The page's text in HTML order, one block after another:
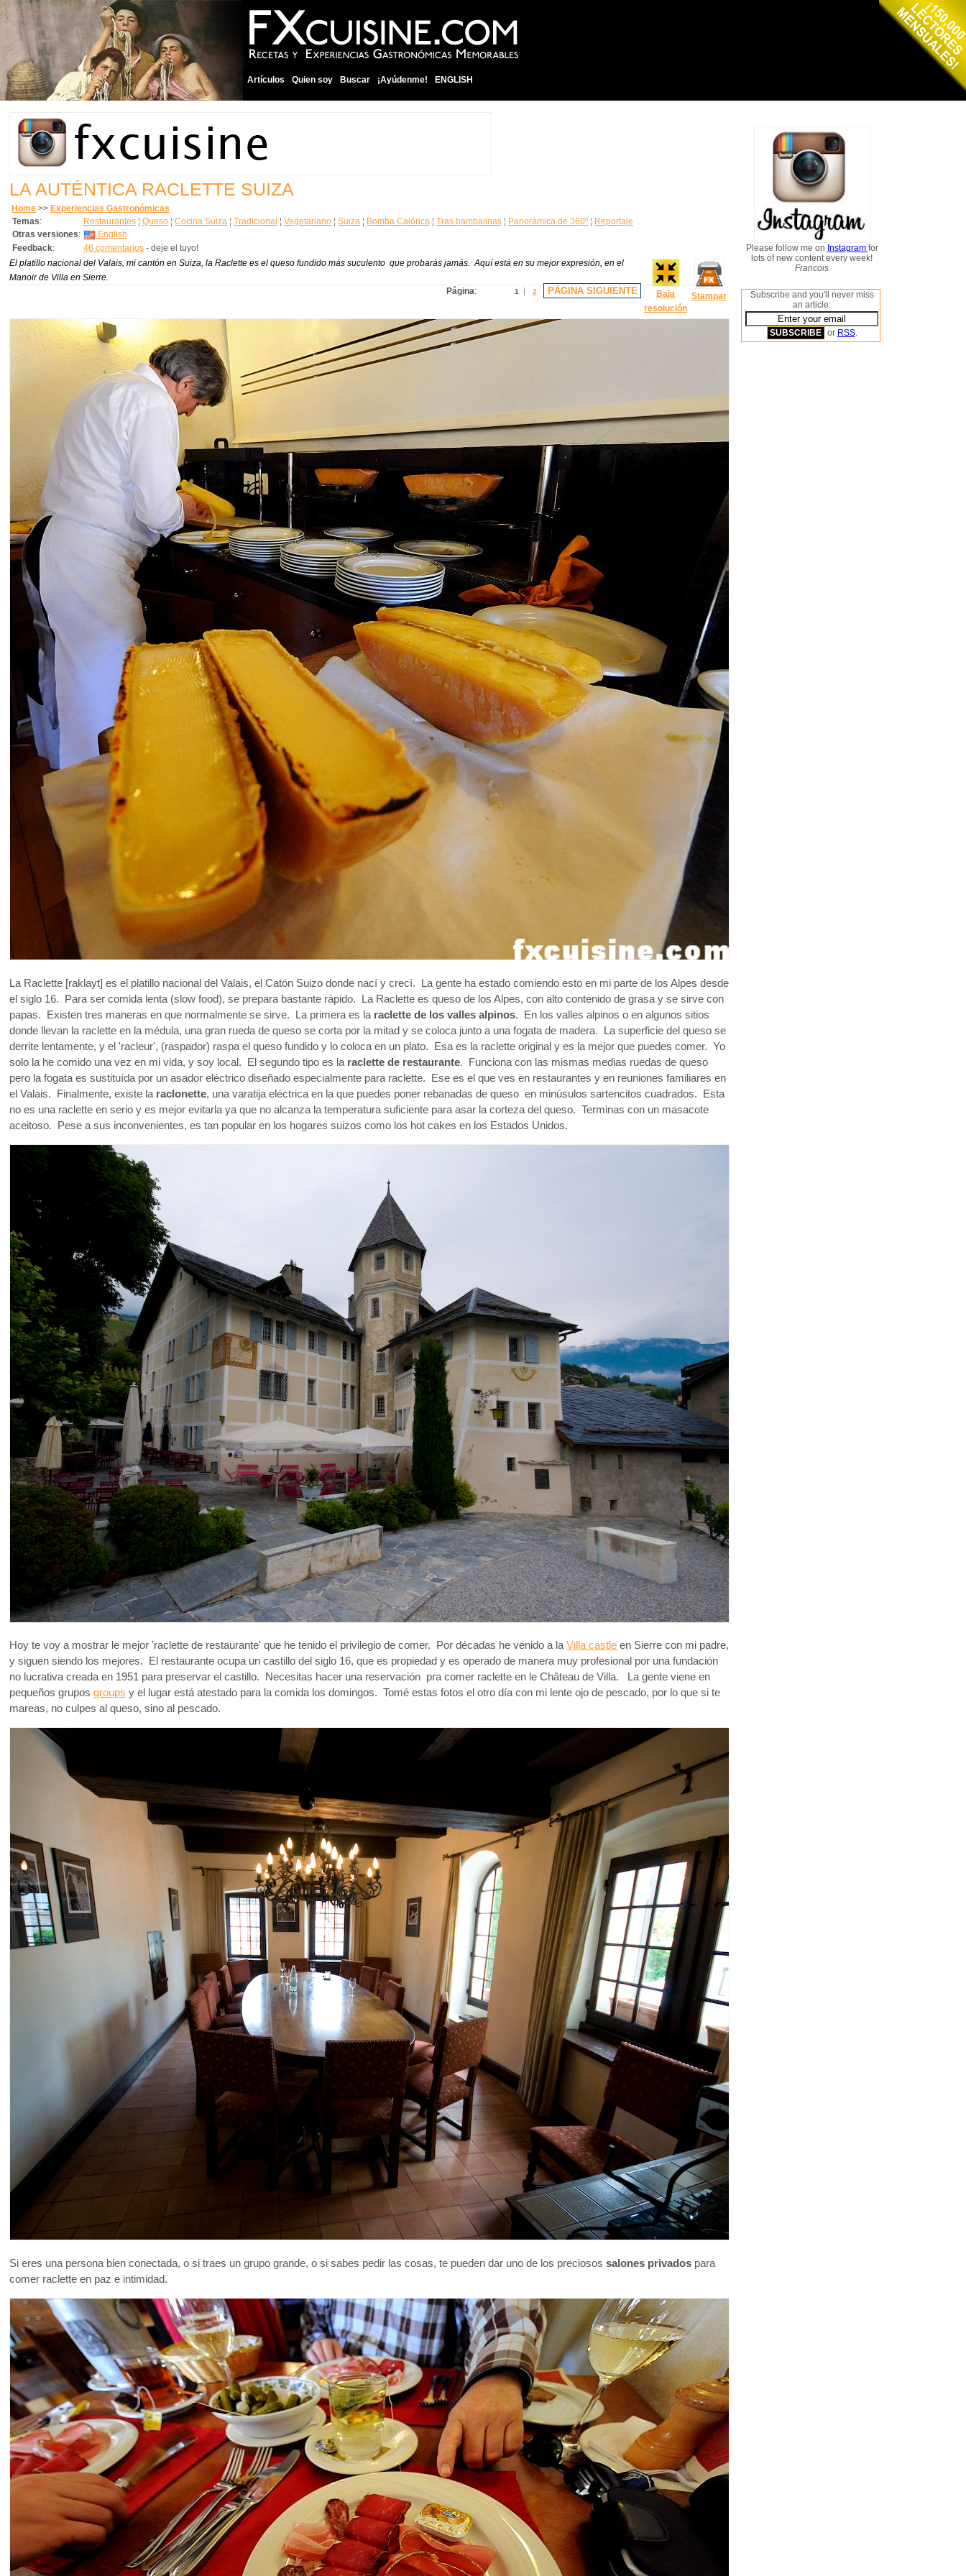
Artículos Quien soy Buscar ¡Ayúdenme! ENGLISH
LA AUTÉNTICA RACLETTE SUIZA
Home >> Experiencias Gastronómicas
Temas: Restaurantes ¦ Queso ¦ Cocina Suiza ¦ Tradicional ¦ Vegetariano ¦ Suiza ¦ Bomba Calórica ¦ Tras bambalinas ¦ Panorámica de 360º¦ Reportaje
Otras versiones:
English
Feedback: 46 comentarios - deje el tuyo!
Baja
resolución
Stampar
El platillo nacional del Valais, mi cantón en Suiza, la Raclette es el queso fundido más suculento que probarás jamás. Aquí está en su mejor expresión, en el
Manoir de Villa en Sierre.
Página: 1 2 PÁGINA SIGUIENTE
La Raclette [raklayt] es el platillo nacional del Valais, el Catón Suizo donde nací y crecí. La gente ha estado comiendo esto en mi parte de los Alpes desde
el siglo 16. Para ser comida lenta (slow food), se prepara bastante rápido. La Raclette es queso de los Alpes, con alto contenido de grasa y se sirve con
papas. Existen tres maneras en que normalmente se sirve. La primera es la raclette de los valles alpinos. En los valles alpinos o en algunos sitios
donde llevan la raclette en la médula, una gran rueda de queso se corta por la mitad y se coloca junto a una fogata de madera. La superficie del queso se
derrite lentamente, y el 'racleur', (raspador) raspa el queso fundido y lo coloca en un plato. Esa es la raclette original y es la mejor que puedes comer. Yo
solo la he comido una vez en mi vida, y soy local. El segundo tipo es la raclette de restaurante. Funciona con las mismas medias ruedas de queso
pero la fogata es sustituída por un asador eléctrico diseñado especialmente para raclette. Ese es el que ves en restaurantes y en reuniones familiares en
el Valais. Finalmente, existe la raclonette, una varatija eléctrica en la que puedes poner rebanadas de queso en minúsulos sartencitos cuadrados. Esta
no es una raclette en serio y es mejor evitarla ya que no alcanza la temperatura suficiente para asar la corteza del queso. Terminas con un masacote
aceitoso. Pese a sus inconvenientes, es tan popular en los hogares suizos como los hot cakes en los Estados Unidos.
Hoy te voy a mostrar le mejor 'raclette de restaurante' que he tenido el privilegio de comer. Por décadas he venido a laVilla castle en Sierre con mi padre,
y siguen siendo los mejores. El restaurante ocupa un castillo del siglo 16, que es propiedad y es operado de manera muy profesional por una fundación
no lucrativa creada en 1951 para preservar el castillo. Necesitas hacer una reservación pra comer raclette en le Château de Villa. La gente viene en
pequeños grupos groups y el lugar está atestado para la comida los domingos. Tomé estas fotos el otro día con mi lente ojo de pescado, por lo que si te
mareas, no culpes al queso, sino al pescado.
Si eres una persona bien conectada, o si traes un grupo grande, o si sabes pedir las cosas, te pueden dar uno de los preciosos salones privados para
comer raclette en paz e intimidad.
Please follow me on Instagram for
lots of new content every week!
Francois
Subscribe and you'll never miss
an article:
or RSS.